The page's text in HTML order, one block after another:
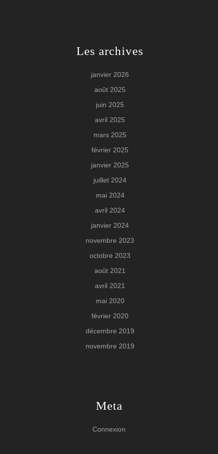
Les archives
janvier 2026
août 2025
juin 2025
avril 2025
mars 2025
février 2025
janvier 2025
juillet 2024
mai 2024
avril 2024
janvier 2024
novembre 2023
octobre 2023
août 2021
avril 2021
mai 2020
février 2020
décembre 2019
novembre 2019
Meta
Connexion